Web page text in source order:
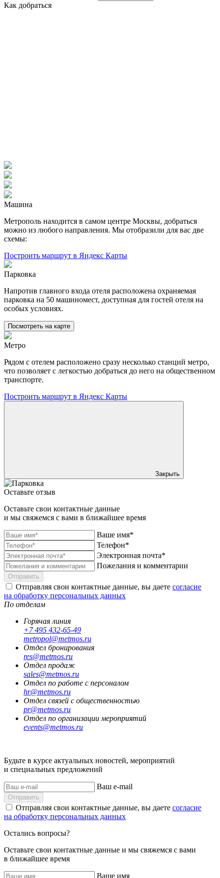
Как добраться
Машина
Метрополь находится в самом центре Москвы, добраться
можно из любого направления. Мы отобразили для вас две
схемы:
Построить маршрут в Яндекс Карты
Парковка
Напротив главного входа отеля расположена охраняемая
парковка на 50 машиномест, доступная для гостей отеля на
особых условиях.
Посмотреть на карте
Метро
Рядом с отелем расположено сразу несколько станций метро,
что позволяет с легкостью добраться до него на общественном
транспорте.
Построить маршрут в Яндекс Карты
Закрыть
Оставьте отзыв
Оставьте свои контактные данные
и мы свяжемся с вами в ближайшее время
Ваше имя*
Телефон*
Электронная почта*
Пожелания и комментарии
Отправить
Отправляя свои контактные данные, вы даете согласие
на обработку персональных данных
По отделам
Горячая линия
+7 495 432-65-49
metropol@metmos.ru
Отдел бронирования
res@metmos.ru
Отдел продаж
sales@metmos.ru
Отдел по работе с персоналом
hr@metmos.ru
Отдел связей с общественностью
pr@metmos.ru
Отдел по организации мероприятий
events@metmos.ru
Будьте в курсе актуальных новостей, мероприятий
и специальных предложений
Ваш e-mail
Отправить
Отправляя свои контактные данные, вы даете согласие
на обработку персональных данных
Остались вопросы?
Оставьте свои контактные данные и мы свяжемся с вами
в ближайшее время
Ваше имя